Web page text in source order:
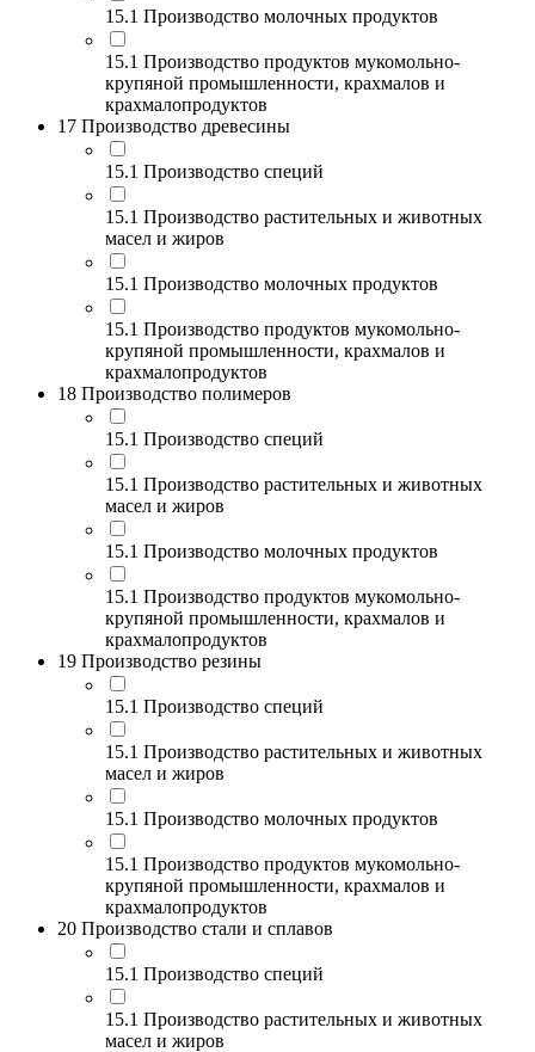
15.1 Производство молочных продуктов
15.1 Производство продуктов мукомольно-
крупяной промышленности, крахмалов и
крахмалопродуктов
17 Производство древесины
15.1 Производство специй
15.1 Производство растительных и животных
масел и жиров
15.1 Производство молочных продуктов
15.1 Производство продуктов мукомольно-
крупяной промышленности, крахмалов и
крахмалопродуктов
18 Производство полимеров
15.1 Производство специй
15.1 Производство растительных и животных
масел и жиров
15.1 Производство молочных продуктов
15.1 Производство продуктов мукомольно-
крупяной промышленности, крахмалов и
крахмалопродуктов
19 Производство резины
15.1 Производство специй
15.1 Производство растительных и животных
масел и жиров
15.1 Производство молочных продуктов
15.1 Производство продуктов мукомольно-
крупяной промышленности, крахмалов и
крахмалопродуктов
20 Производство стали и сплавов
15.1 Производство специй
15.1 Производство растительных и животных
масел и жиров